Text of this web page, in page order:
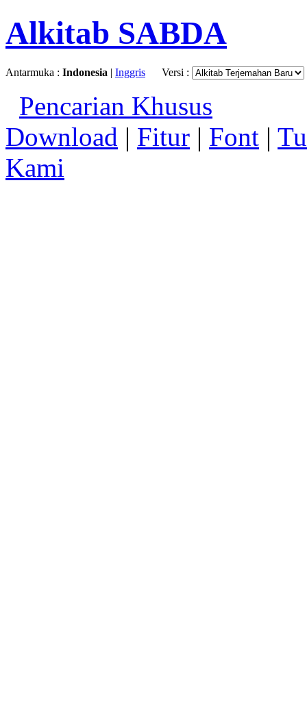
Alkitab SABDA
Antarmuka : Indonesia | Inggris Versi :
Pencarian Khusus
Download | Fitur | Font |
Kami